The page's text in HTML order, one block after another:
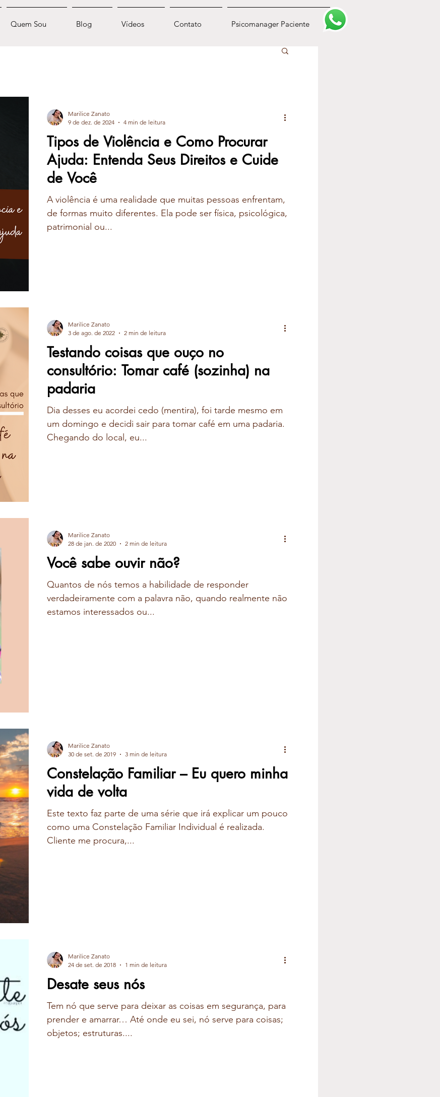
Quem Sou Blog Vídeos Contato Psicomanager Paciente
Tipos de Violência e Como Procurar
Ajuda: Entenda Seus Direitos e Cuide
de Você
A violência é uma realidade que muitas pessoas enfrentam,
de formas muito diferentes. Ela pode ser física, psicológica,
patrimonial ou...
Marilice Zanato
9 de dez. de 2024
4 min de leitura
Testando coisas que ouço no
consultório: Tomar café (sozinha) na
padaria
Dia desses eu acordei cedo (mentira), foi tarde mesmo em
um domingo e decidi sair para tomar café em uma padaria.
Chegando do local, eu...
Marilice Zanato
3 de ago. de 2022
2 min de leitura
Você sabe ouvir não?
Quantos de nós temos a habilidade de responder
verdadeiramente com a palavra não, quando realmente não
estamos interessados ou...
Marilice Zanato
28 de jan. de 2020
2 min de leitura
Constelação Familiar – Eu quero minha
vida de volta
Este texto faz parte de uma série que irá explicar um pouco
como uma Constelação Familiar Individual é realizada.
Cliente me procura,...
Marilice Zanato
30 de set. de 2019
3 min de leitura
Desate seus nós
Tem nó que serve para deixar as coisas em segurança, para
prender e amarrar… Até onde eu sei, nó serve para coisas;
objetos; estruturas....
Marilice Zanato
24 de set. de 2018
1 min de leitura